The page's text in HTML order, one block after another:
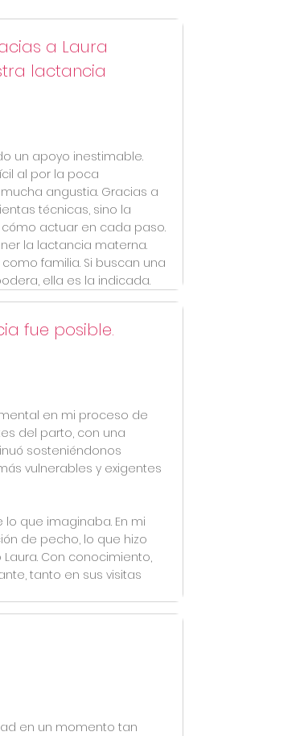
a Laura
lactancia
un apoyo inestimable.
al por la poca
angustia. Gracias a
técnicas, sino la
actuar en cada paso.
la lactancia materna.
familia. Si buscan una
ella es la indicada.
fue posible.
en mi proceso de
del parto, con una
sosteniéndonos
vulnerables y exigentes
que imaginaba. En mi
de pecho, lo que hizo
Con conocimiento,
tanto en sus visitas
en un momento tan